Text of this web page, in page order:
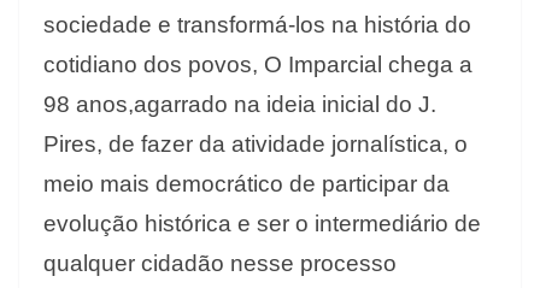
sociedade e transformá-los na história do
cotidiano dos povos, O Imparcial chega a
98 anos,agarrado na ideia inicial do J.
Pires, de fazer da atividade jornalística, o
meio mais democrático de participar da
evolução histórica e ser o intermediário de
qualquer cidadão nesse processo